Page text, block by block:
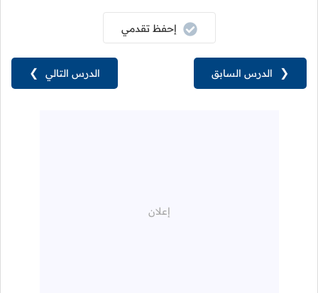
الدرس التالي ❯
إحفظ تقدمي
❮ الدرس السابق